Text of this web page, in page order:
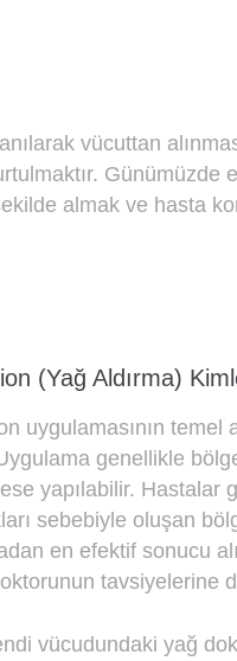
vücuttan
Günümüzde
almak ve hasta
(Yağ Aldırma)
uygulamasının temel
genellikle
yapılabilir. Hastalar
sebebiyle oluşan
en efektif sonucu
tavsiyelerine
vücudundaki yağ